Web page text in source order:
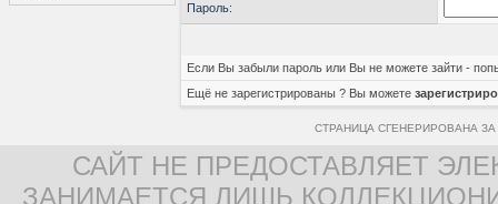
Пароль:
Если Вы забыли пароль или Вы не можете зайти -
Ещё не зарегистрированы ? Вы можете
СТРАНИЦА СГЕНЕРИРОВАНА
САЙТ НЕ ПРЕДОСТАВЛЯЕТ
ЗАНИМАЕТСЯ ЛИШЬ